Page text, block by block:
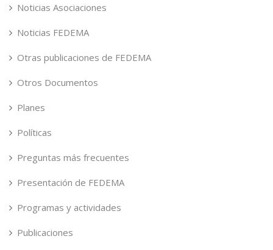
Noticias Asociaciones
Noticias FEDEMA
Otras publicaciones de FEDEMA
Otros Documentos
Planes
Políticas
Preguntas más frecuentes
Presentación de FEDEMA
Programas y actividades
Publicaciones